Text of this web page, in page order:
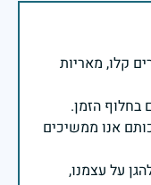
קלו, מאריות
אנו ממשיכים
על עצמנו,